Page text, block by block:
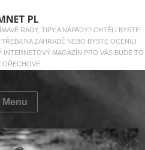
PL
RADY, TIPY A NÁPADY? CHTĚLI BYSTE
NA ZAHRADĚ NEBO BYSTE OCENILI
INTERNETOVÝ MAGAZÍN PRO VÁS BUDE TO
OŘECHOVÉ.